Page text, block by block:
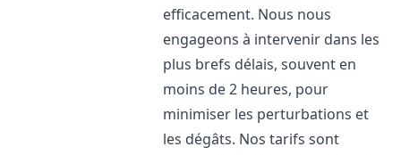
efficacement. Nous nous
engageons à intervenir dans les
plus brefs délais, souvent en
moins de 2 heures, pour
minimiser les perturbations et
les dégâts. Nos tarifs sont